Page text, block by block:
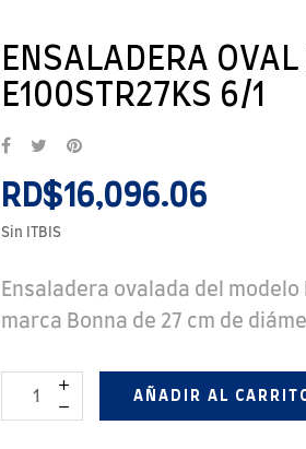
ENSALADERA
E100STR27KS 6/1
RD$16,096.06
Sin ITBIS
Ensaladera ovalada del modelo
marca Bonna de 27 cm de
AÑADIR AL